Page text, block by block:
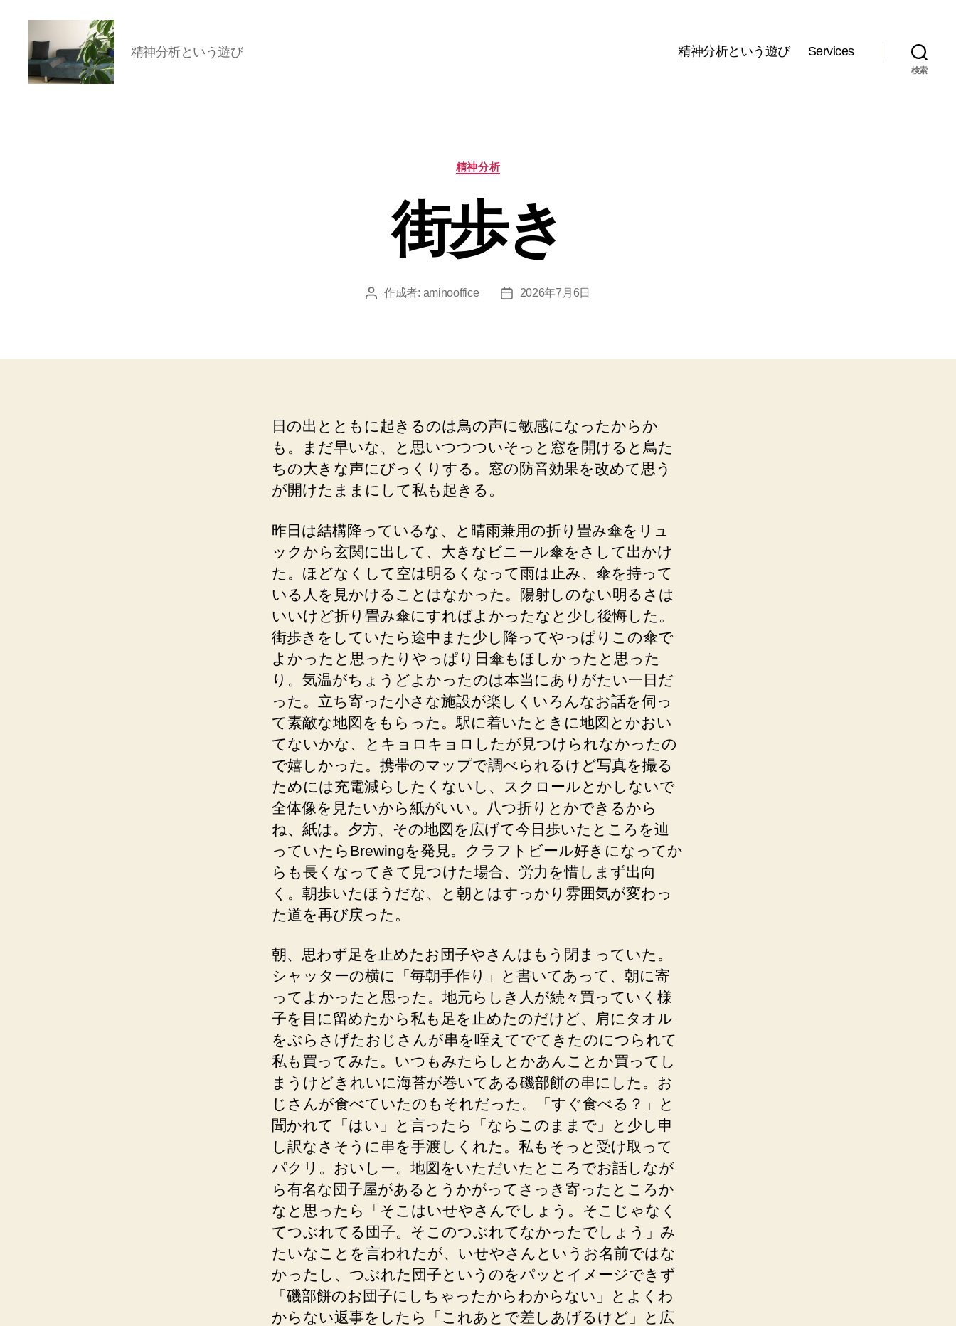
精神分析という遊び 精神分析という遊び Services
検索
カ
テ
リ
ー
精神分析
街歩き
投 作成者: aminooffice
投
2026年7月6日
日の出とともに起きるのは鳥の声に敏感になったからか
も。まだ早いな、と思いつつついそっと窓を開けると鳥た
ちの大きな声にびっくりする。窓の防音効果を改めて思う
が開けたままにして私も起きる。
昨日は結構降っているな、と晴雨兼用の折り畳み傘をリュ
ックから玄関に出して、大きなビニール傘をさして出かけ
た。ほどなくして空は明るくなって雨は止み、傘を持って
いる人を見かけることはなかった。陽射しのない明るさは
いいけど折り畳み傘にすればよかったなと少し後悔した。
街歩きをしていたら途中また少し降ってやっぱりこの傘で
よかったと思ったりやっぱり日傘もほしかったと思った
り。気温がちょうどよかったのは本当にありがたい一日だ
った。立ち寄った小さな施設が楽しくいろんなお話を伺っ
て素敵な地図をもらった。駅に着いたときに地図とかおい
てないかな、とキョロキョロしたが見つけられなかったの
で嬉しかった。携帯のマップで調べられるけど写真を撮る
ためには充電減らしたくないし、スクロールとかしないで
全体像を見たいから紙がいい。八つ折りとかできるから
ね、紙は。夕方、その地図を広げて今日歩いたところを辿
っていたらBrewingを発見。クラフトビール好きになってか
らも長くなってきて見つけた場合、労力を惜しまず出向
く。朝歩いたほうだな、と朝とはすっかり雰囲気が変わっ
た道を再び戻った。
朝、思わず足を止めたお団子やさんはもう閉まっていた。
シャッターの横に「毎朝手作り」と書いてあって、朝に寄
ってよかったと思った。地元らしき人が続々買っていく様
子を目に留めたから私も足を止めたのだけど、肩にタオル
をぶらさげたおじさんが串を咥えてでてきたのにつられて
私も買ってみた。いつもみたらしとかあんことか買ってし
まうけどきれいに海苔が巻いてある磯部餅の串にした。お
じさんが食べていたのもそれだった。「すぐ食べる？」と
聞かれて「はい」と言ったら「ならこのままで」と少し申
し訳なさそうに串を手渡しくれた。私もそっと受け取って
パクリ。おいしー。地図をいただいたところでお話しなが
ら有名な団子屋があるとうかがってさっき寄ったところか
なと思ったら「そこはいせやさんでしょう。そこじゃなく
てつぶれてる団子。そこのつぶれてなかったでしょう」み
たいなことを言われたが、いせやさんというお名前ではな
かったし、つぶれた団子というのをパッとイメージできず
「磯部餅のお団子にしちゃったからわからない」とよくわ
からない返事をしたら「これあとで差しあげるけど」と広